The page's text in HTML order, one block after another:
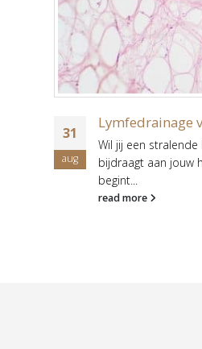
31
aug
Lymfedrainage
Wil jij een
bijdraagt aan jouw
begint...
read more